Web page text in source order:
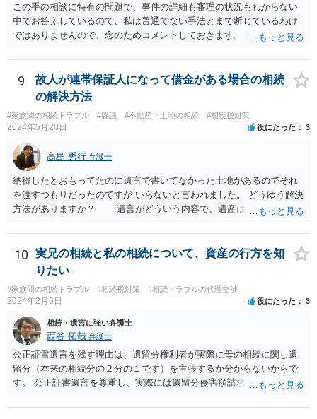
この手の相談に特有の問題で、事件の詳細も審理の状況もわからない
中でお答えしているので、私は普通でない手法とまで断じているわけ
ではありませんので、念のためコメントしておきます。 匿名の弁護士
のではないかという視点もありますし、その場合には結局出さなけれ
ば不利益もあります。あるいは、後に虚偽主張をしたと指摘されるリ
スクもあります。 ですからそれを提出したことが事件処理として不適
切であるとか、結果においてマイナスを与えたということまではいえ
ないと思います。 依頼者とのコミュニケーション含む微妙な問題であ
り第三者にはあまりアドバイスしづらい問題であるということはご理
解いただければ幸いです。
9
故人が連帯保証人になって借金がある場合の相続
の解決方法
#家族間の相続トラブル #協議 #不動産・土地の相続 #相続税対策
2024年5月20日 役にたった 3
高島 秀行 弁護士
納得したとおもってたのに遺言で書いてなかった土地があるのでそれ
を渡すつもりだったのですが いらないと言われました。 どうゆう解決
方法がありますか？ 遺言がどういう内容で、遺産はどれくらいあ
分からないとあなたの質問に回答することは難しいです。 遺留分
が請求されるのであれば、遺留分は法改正により現金で支払うことに
なることから 土地を渡すということで解決しない可能性はありま
す。 ただ、遺言で書いていない土地は、遺産分割により、相手が
取得することとなる可能性はあります。 弁護士に面談で詳しい事
情を話して相談された方がよいと思います。
10
実兄の相続と私の相続について、資産の行方を知
りたい
#家族間の相続トラブル #相続税対策 #相続トラブルの代理交渉
2024年2月6日 役にたった 3
相続・遺言に強い弁護士
西谷 拓哉 弁護士
公正証書遺言を残す理由は、遺留分権利者が実際に母の相続に関し遺
留分（本来の相続分の２分の１です）を主張するか分からないからで
す。 公正証書遺言を尊重し、実際には遺留分侵害額請求を行使しない
留分相当額を分配する遺言を作ることも一つの方法です。